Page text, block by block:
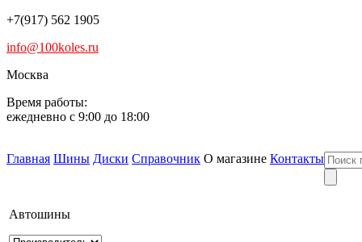
+7(917) 562 1905
info@100koles.ru
Москва
Время работы:
ежедневно с 9:00 до 18:00
Главная Шины Диски Справочник О магазине Контакты
Автошины